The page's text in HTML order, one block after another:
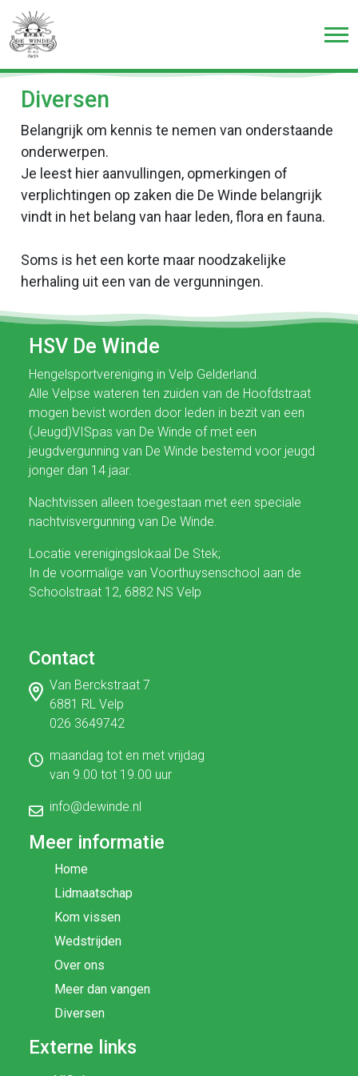
Diversen
Belangrijk om kennis te nemen van onderstaande
onderwerpen.
Je leest hier aanvullingen, opmerkingen of
verplichtingen op zaken die De Winde belangrijk
vindt in het belang van haar leden, flora en fauna.
Soms is het een korte maar noodzakelijke
herhaling uit een van de vergunningen.
HSV De Winde
Hengelsportvereniging in Velp Gelderland.
Alle Velpse wateren ten zuiden van de Hoofdstraat
mogen bevist worden door leden in bezit van een
(Jeugd)VISpas van De Winde of met een
jeugdvergunning van De Winde bestemd voor jeugd
jonger dan 14 jaar.
Nachtvissen alleen toegestaan met een speciale
nachtvisvergunning van De Winde.
Locatie verenigingslokaal De Stek;
In de voormalige van Voorthuysenschool aan de
Schoolstraat 12, 6882 NS Velp
Contact
Van Berckstraat 7
6881 RL Velp
026 3649742
maandag tot en met vrijdag
van 9.00 tot 19.00 uur
info@dewinde.nl
Meer informatie
Home
Lidmaatschap
Kom vissen
Wedstrijden
Over ons
Meer dan vangen
Diversen
Externe links